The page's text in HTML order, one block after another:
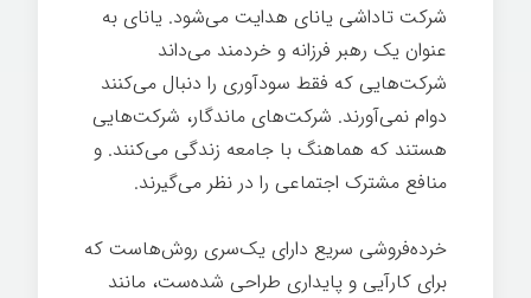
شرکت تاداشی یانای هدایت می‌شود. یانای به
عنوان یک رهبر فرزانه و خردمند می‌داند
شرکت‌هایی که فقط سودآوری را دنبال می‌کنند
دوام نمی‌آورند. شرکت‌های ماندگار، شرکت‌هایی
هستند که هماهنگ با جامعه زندگی می‌کنند. و
منافع مشترک اجتماعی را در نظر می‌گیرند.
خرده‌فروشی سریع دارای یک‌سری روش‌هاست که
برای کارآیی و پایداری طراحی شده‌ست، مانند